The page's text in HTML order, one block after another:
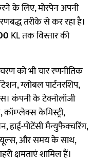
के लिए, मोरपेन अपनी
तरीके से कर रहा है।
KL तक विस्तार की
को भी चार रणनीतिक
ग्लोबल पार्टनरशिप,
कंपनी के टेक्नोलॉजी
कॉम्प्लेक्स केमिस्ट्री,
हाई-पोटेंसी मैन्युफैक्चरिंग,
और समय के साथ,
क्षमताएं शामिल हैं।